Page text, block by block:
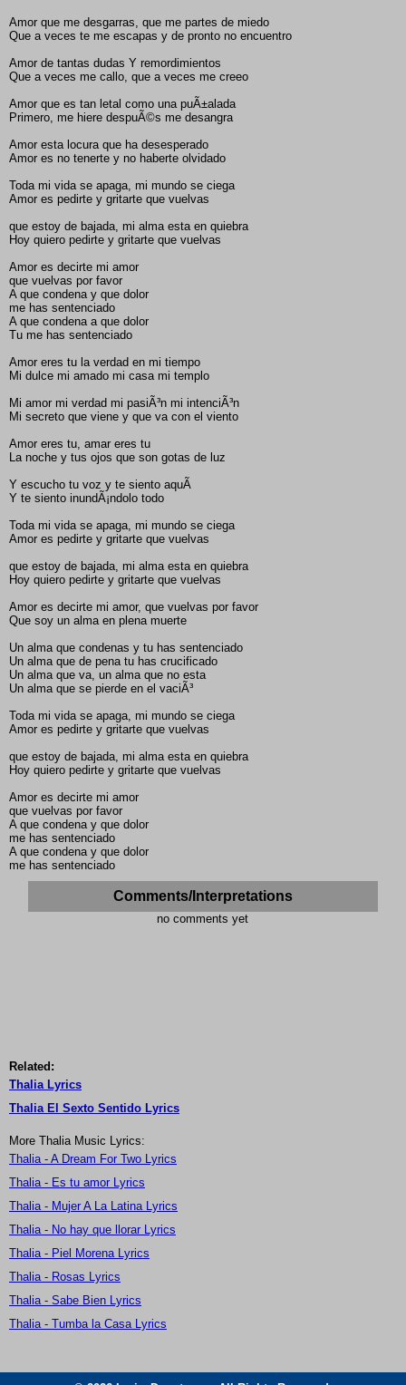
Amor que me desgarras, que me partes de miedo
Que a veces te me escapas y de pronto no encuentro
Amor de tantas dudas Y remordimientos
Que a veces me callo, que a veces me creeo
Amor que es tan letal como una puÃ±alada
Primero, me hiere despuÃ©s me desangra
Amor esta locura que ha desesperado
Amor es no tenerte y no haberte olvidado
Toda mi vida se apaga, mi mundo se ciega
Amor es pedirte y gritarte que vuelvas
que estoy de bajada, mi alma esta en quiebra
Hoy quiero pedirte y gritarte que vuelvas
Amor es decirte mi amor
que vuelvas por favor
A que condena y que dolor
me has sentenciado
A que condena a que dolor
Tu me has sentenciado
Amor eres tu la verdad en mi tiempo
Mi dulce mi amado mi casa mi templo
Mi amor mi verdad mi pasiÃ³n mi intenciÃ³n
Mi secreto que viene y que va con el viento
Amor eres tu, amar eres tu
La noche y tus ojos que son gotas de luz
Y escucho tu voz y te siento aquÃ­
Y te siento inundÃ¡ndolo todo
Toda mi vida se apaga, mi mundo se ciega
Amor es pedirte y gritarte que vuelvas
que estoy de bajada, mi alma esta en quiebra
Hoy quiero pedirte y gritarte que vuelvas
Amor es decirte mi amor, que vuelvas por favor
Que soy un alma en plena muerte
Un alma que condenas y tu has sentenciado
Un alma que de pena tu has crucificado
Un alma que va, un alma que no esta
Un alma que se pierde en el vaciÃ³
Toda mi vida se apaga, mi mundo se ciega
Amor es pedirte y gritarte que vuelvas
que estoy de bajada, mi alma esta en quiebra
Hoy quiero pedirte y gritarte que vuelvas
Amor es decirte mi amor
que vuelvas por favor
A que condena y que dolor
me has sentenciado
A que condena y que dolor
me has sentenciado
Comments/Interpretations
no comments yet
Related:
Thalia Lyrics
Thalia El Sexto Sentido Lyrics
More Thalia Music Lyrics:
Thalia - A Dream For Two Lyrics
Thalia - Es tu amor Lyrics
Thalia - Mujer A La Latina Lyrics
Thalia - No hay que llorar Lyrics
Thalia - Piel Morena Lyrics
Thalia - Rosas Lyrics
Thalia - Sabe Bien Lyrics
Thalia - Tumba la Casa Lyrics